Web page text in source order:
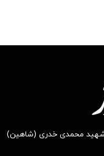
شهید محمدی خدری (شاهین)